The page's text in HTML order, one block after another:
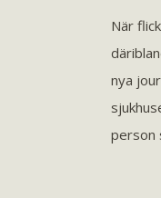
När
nya
person